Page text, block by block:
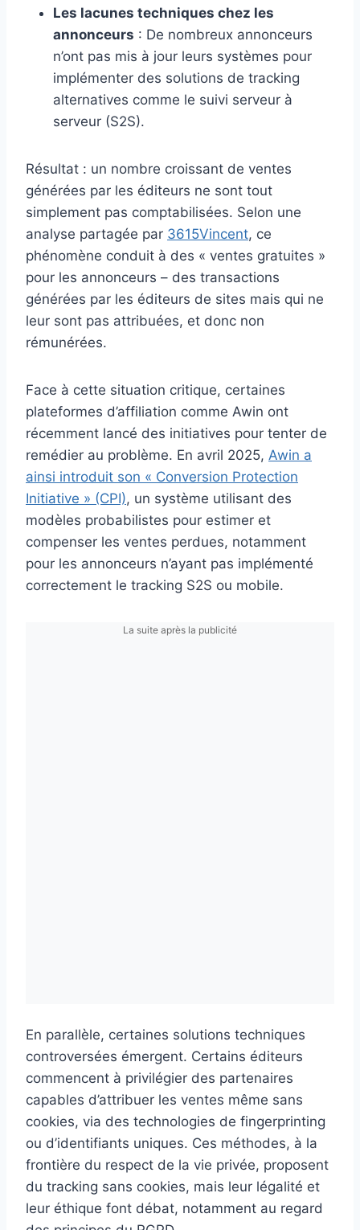
Les lacunes techniques chez les
annonceurs : De nombreux annonceurs
n’ont pas mis à jour leurs systèmes pour
implémenter des solutions de tracking
alternatives comme le suivi serveur à
serveur (S2S).
Résultat : un nombre croissant de ventes
générées par les éditeurs ne sont tout
simplement pas comptabilisées. Selon une
analyse partagée par 3615Vincent, ce
phénomène conduit à des « ventes gratuites »
pour les annonceurs – des transactions
générées par les éditeurs de sites mais qui ne
leur sont pas attribuées, et donc non
rémunérées.
Face à cette situation critique, certaines
plateformes d’affiliation comme Awin ont
récemment lancé des initiatives pour tenter de
remédier au problème. En avril 2025, Awin a
ainsi introduit son « Conversion Protection
Initiative » (CPI), un système utilisant des
modèles probabilistes pour estimer et
compenser les ventes perdues, notamment
pour les annonceurs n’ayant pas implémenté
correctement le tracking S2S ou mobile.
La suite après la publicité
En parallèle, certaines solutions techniques
controversées émergent. Certains éditeurs
commencent à privilégier des partenaires
capables d’attribuer les ventes même sans
cookies, via des technologies de fingerprinting
ou d’identifiants uniques. Ces méthodes, à la
frontière du respect de la vie privée, proposent
du tracking sans cookies, mais leur légalité et
leur éthique font débat, notamment au regard